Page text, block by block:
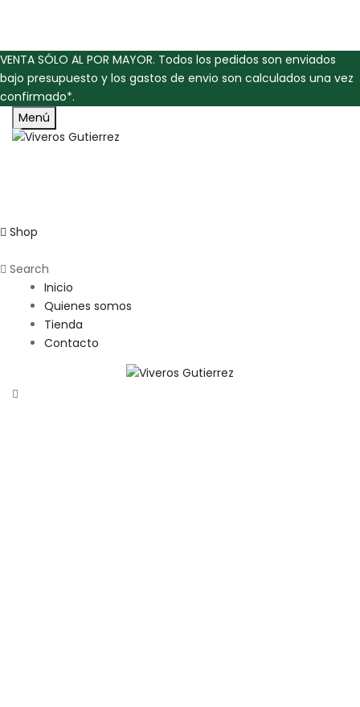
VENTA SÓLO AL POR MAYOR. Todos los pedidos son enviados
bajo presupuesto y los gastos de envio son calculados una vez
confirmado*.
Menú
Shop
Search
Inicio
Quienes somos
Tienda
Contacto